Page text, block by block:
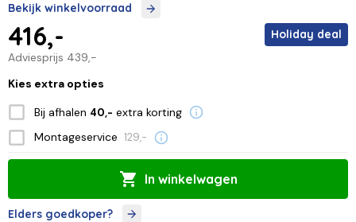
Bekijk winkelvoorraad
Adviesprijs 439,-
416,- Holiday deal
Kies extra opties
Bij afhalen 40,- extra korting
Montageservice 129,-
In winkelwagen
Elders goedkoper?